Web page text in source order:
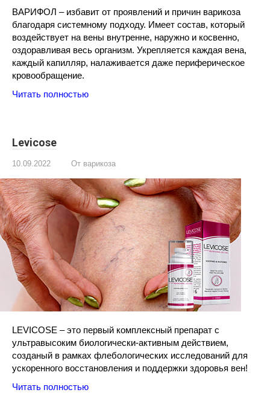
ВАРИФОЛ – избавит от проявлений и причин варикоза
благодаря системному подходу. Имеет состав, который
воздействует на вены внутренне, наружно и косвенно,
оздоравливая весь организм. Укрепляется каждая вена,
каждый капилляр, налаживается даже периферическое
кровообращение.
Читать полностью
Levicose
10.09.2022 От варикоза
LEVICOSE – это первый комплексный препарат с
ультравысоким биологически-активным действием,
созданый в рамках флебологических исследований для
ускоренного восстановления и поддержки здоровья вен!
Читать полностью